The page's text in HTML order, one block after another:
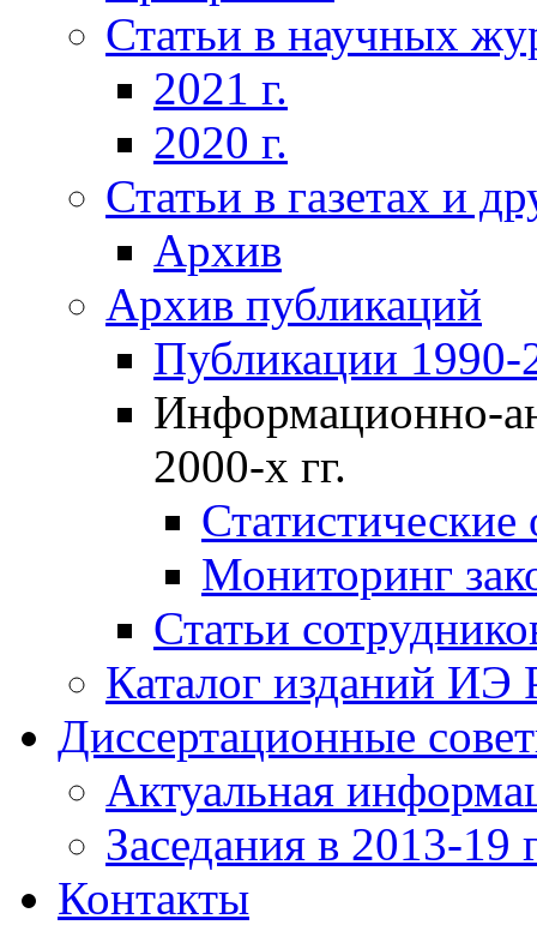
Статьи в научных
2021 г.
2020 г.
Статьи в газетах и
Архив
Архив публикаций
Публикации 1990-
Информационно-
2000-х гг.
Мониторинг
Статьи
Каталог изданий ИЭ
Диссертационные
Актуальная
Заседания в 2013-19
Контакты